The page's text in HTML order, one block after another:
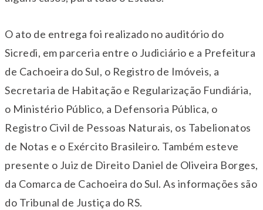
O ato de entrega foi realizado no auditório do
Sicredi, em parceria entre o Judiciário e a Prefeitura
de Cachoeira do Sul, o Registro de Imóveis, a
Secretaria de Habitação e Regularização Fundiária,
o Ministério Público, a Defensoria Pública, o
Registro Civil de Pessoas Naturais, os Tabelionatos
de Notas e o Exército Brasileiro. Também esteve
presente o Juiz de Direito Daniel de Oliveira Borges,
da Comarca de Cachoeira do Sul. As informações são
do Tribunal de Justiça do RS.